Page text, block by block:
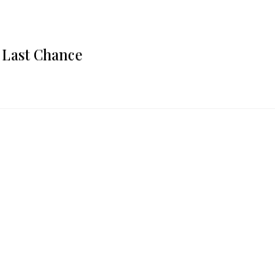
Last Chance